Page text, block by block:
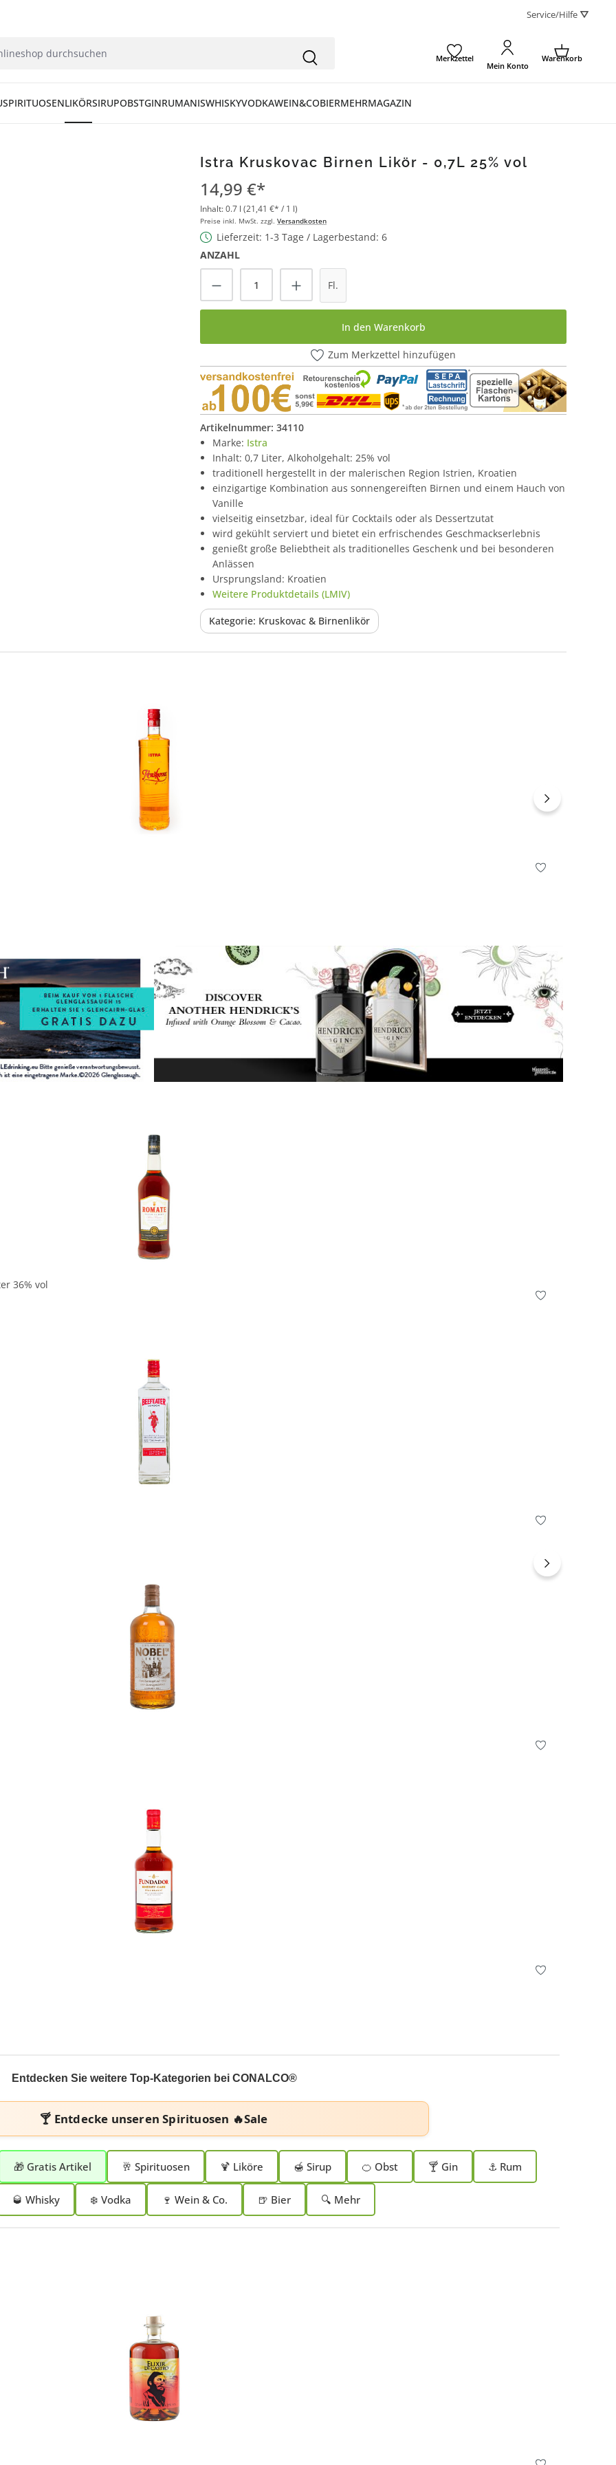
Service/Hilfe ⛛
Merkzettel
Mein Konto
Warenkorb
SPIRITUOSENLIKÖRSIRUPOBSTGINRUMANISWHISKYVODKAWEIN&COBIERMEHRMAGAZIN
Istra Kruskovac Birnen Likör - 0,7L 25% vol
14,99 €*
Inhalt:0.7 l (21,41 €* / 1 l)
Preise inkl. MwSt. zzgl. Versandkosten
Lieferzeit: 1-3 Tage / Lagerbestand: 6
ANZAHL
Produkt Anzahl: Gib den gewünschten Wert ein
Fl.
In den Warenkorb
Zum Merkzettel hinzufügen
Artikelnummer: 34110
Marke: Istra
Inhalt: 0,7 Liter, Alkoholgehalt: 25% vol
traditionell hergestellt in der malerischen Region Istrien, Kroatien
einzigartige Kombination aus sonnengereiften Birnen und einem Hauch von
Vanille
vielseitig einsetzbar, ideal für Cocktails oder als Dessertzutat
wird gekühlt serviert und bietet ein erfrischendes Geschmackserlebnis
genießt große Beliebtheit als traditionelles Geschenk und bei besonderen
Anlässen
Ursprungsland: Kroatien
Weitere Produktdetails (LMIV)
Kategorie: Kruskovac & Birnenlikör
In den Korb
36% vol
In den Korb
In den Korb
In den Korb
In den Korb
Entdecken Sie weitere Top-Kategorien bei CONALCO®
🍸 Entdecke unserenSpirituosen 🔥Sale
🎁 Gratis Artikel 🥂 Spirituosen 🍹 Liköre 🍯 Sirup 🍊 Obst 🍸 Gin ⚓ Rum
🥃 Whisky ❄️ Vodka 🍷 Wein & Co. 🍺 Bier 🔍 Mehr
In den Korb